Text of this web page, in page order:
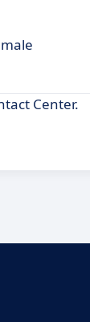
Center.